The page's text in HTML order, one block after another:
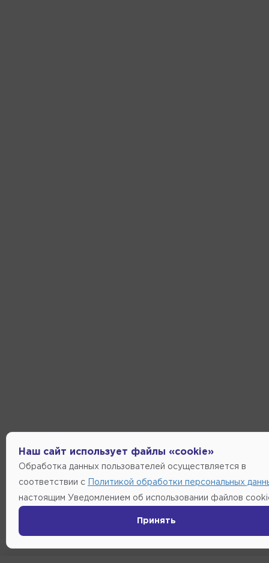
Наш сайт использует файлы «cookie»
Обработка данных пользователей осуществляется в
соответствии с Политикой обработки персональных
настоящим Уведомлением об использовании файлов
Принять